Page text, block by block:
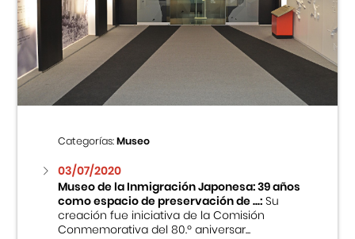
Categorías:Museo
03/07/2020
Museo de la Inmigración Japonesa: 39 años
como espacio de preservación de ...:Su
creación fue iniciativa de la Comisión
Conmemorativa del 80.º aniversar...